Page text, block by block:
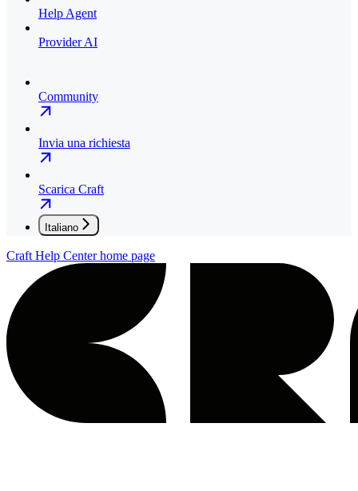
Help Agent
Provider AI
Community
Invia una richiesta
Scarica Craft
Italiano
Craft Help Centerhome page